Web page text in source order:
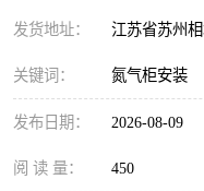
发货地址： 江苏省苏州
关键词： 氮气柜安装
发布日期： 2026-08-09
阅 读 量： 450